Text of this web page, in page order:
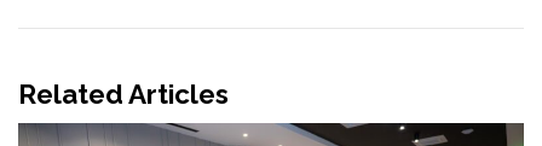
Related Articles